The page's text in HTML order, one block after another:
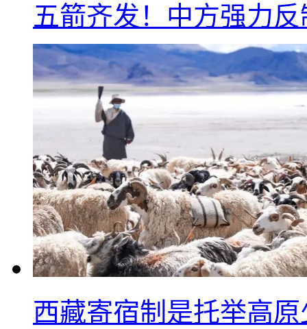
五箭齐发！中方强力
西藏寄宿制是托举高